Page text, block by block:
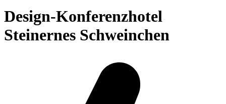
Design-Konferenzhotel
Steinernes Schweinchen